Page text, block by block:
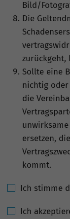
Bild/
Die
zurückgeht,
Sollte eine
nichtig
die
ersetzen,
kommt.
Ich stimme
Ich